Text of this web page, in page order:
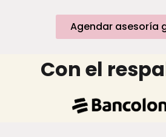
Agendar asesoría
Con el